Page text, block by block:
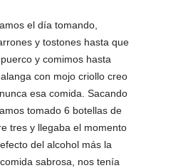
el día tomando,
y tostones hasta que
y comimos hasta
con mojo criollo creo
esa comida. Sacando
tomado 6 botellas de
tres y llegaba el momento
del alcohol más la
sabrosa, nos tenía